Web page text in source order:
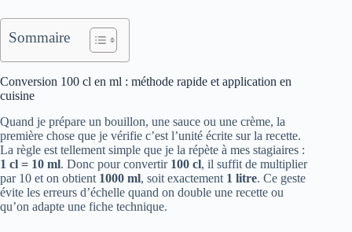
Sommaire
Conversion 100 cl en ml : méthode rapide et application en
cuisine
Quand je prépare un bouillon, une sauce ou une crème, la
première chose que je vérifie c’est l’unité écrite sur la recette.
La règle est tellement simple que je la répète à mes stagiaires :
1 cl = 10 ml. Donc pour convertir 100 cl, il suffit de multiplier
par 10 et on obtient 1000 ml, soit exactement 1 litre. Ce geste
évite les erreurs d’échelle quand on double une recette ou
qu’on adapte une fiche technique.